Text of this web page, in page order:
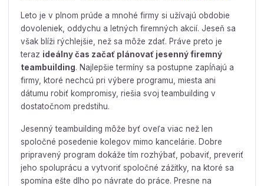
Leto je v plnom prúde a mnohé firmy si užívajú obdobie
dovoleniek, oddychu a letných firemných akcií. Jeseň sa
však blíži rýchlejšie, než sa môže zdať. Práve preto je
teraz ideálny čas začať plánovať jesenný firemný
teambuilding. Najlepšie termíny sa postupne zapĺňajú a
firmy, ktoré nechcú pri výbere programu, miesta ani
dátumu robiť kompromisy, riešia svoj teambuilding v
dostatočnom predstihu.
Jesenný teambuilding môže byť oveľa viac než len
spoločné posedenie kolegov mimo kancelárie. Dobre
pripravený program dokáže tím rozhýbať, pobaviť, preveriť
jeho spoluprácu a vytvoriť spoločné zážitky, na ktoré sa
spomína ešte dlho po návrate do práce. Presne na